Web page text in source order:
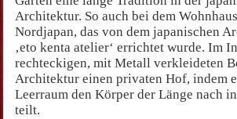
Architektur. So auch bei dem
Nordjapan, das von dem japanischen
‚eto kenta atelier‘ errichtet wurde. Im
rechteckigen, mit Metall verkleideten
Architektur einen privaten Hof, indem
Leerraum den Körper der Länge nach
teilt.